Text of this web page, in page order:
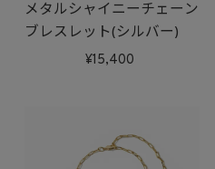
メタルシャイニーチェーン
ブレスレット(シルバー)
15,400